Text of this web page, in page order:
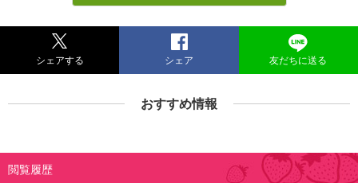
シェアする シェア 友だちに送る
おすすめ情報
閲覧履歴